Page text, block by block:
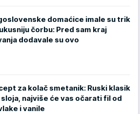
domaćice imale su trik
čorbu: Pred sam kraj
dodavale su ovo
za kolač smetanik: Ruski klasik
sloja, najviše će vas očarati fil od
i vanile